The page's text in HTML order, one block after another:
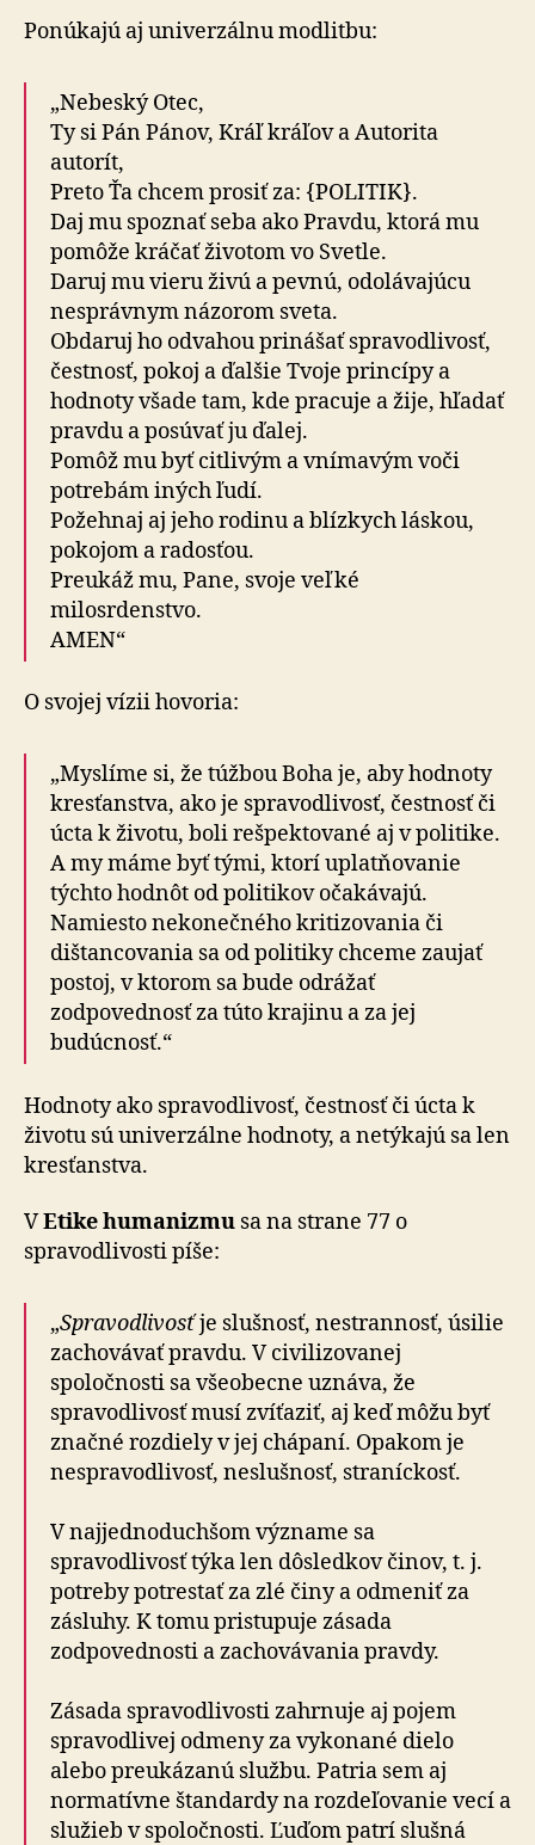
Ponúkajú aj univerzálnu modlitbu:
„Nebeský Otec,
Ty si Pán Pánov, Kráľ kráľov a Autorita
autorít,
Preto Ťa chcem prosiť za: {POLITIK}.
Daj mu spoznať seba ako Pravdu, ktorá mu
pomôže kráčať životom vo Svetle.
Daruj mu vieru živú a pevnú, odolávajúcu
nesprávnym názorom sveta.
Obdaruj ho odvahou prinášať spravodlivosť,
čestnosť, pokoj a ďalšie Tvoje princípy a
hodnoty všade tam, kde pracuje a žije, hľadať
pravdu a posúvať ju ďalej.
Pomôž mu byť citlivým a vnímavým voči
potrebám iných ľudí.
Požehnaj aj jeho rodinu a blízkych láskou,
pokojom a radosťou.
Preukáž mu, Pane, svoje veľké
milosrdenstvo.
AMEN“
O svojej vízii hovoria:
„Myslíme si, že túžbou Boha je, aby hodnoty
kresťanstva, ako je spravodlivosť, čestnosť či
úcta k životu, boli rešpektované aj v politike.
A my máme byť tými, ktorí uplatňovanie
týchto hodnôt od politikov očakávajú.
Namiesto nekonečného kritizovania či
dištancovania sa od politiky chceme zaujať
postoj, v ktorom sa bude odrážať
zodpovednosť za túto krajinu a za jej
budúcnosť.“
Hodnoty ako spravodlivosť, čestnosť či úcta k
životu sú univerzálne hodnoty, a netýkajú sa len
kresťanstva.
VEtike humanizmu sa na strane 77 o
spravodlivosti píše:
„Spravodlivosťje slušnosť, nestrannosť, úsilie
zachovávať pravdu. V civilizovanej
spoločnosti sa všeobecne uznáva, že
spravodlivosť musí zvíťaziť, aj keď môžu byť
značné rozdiely v jej chápaní. Opakom je
nespravodlivosť, neslušnosť, straníckosť.
V najjednoduchšom význame sa
spravodlivosť týka len dôsledkov činov, t. j.
potreby potrestať za zlé činy a odmeniť za
zásluhy. K tomu pristupuje zásada
zodpovednosti a zachovávania pravdy.
Zásada spravodlivosti zahrnuje aj pojem
spravodlivej odmeny za vykonané dielo
alebo preukázanú službu. Patria sem aj
normatívne štandardy na rozdeľovanie vecí a
služieb v spoločnosti. Ľuďom patrí slušná